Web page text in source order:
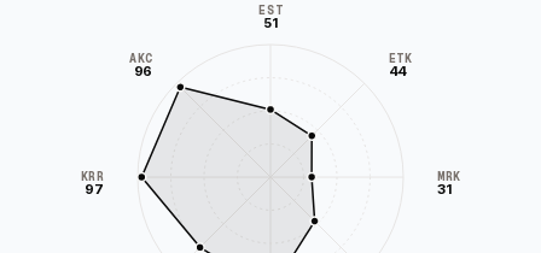
EST
51
ETK
44
MRK
31
KRR
97
AKC
96